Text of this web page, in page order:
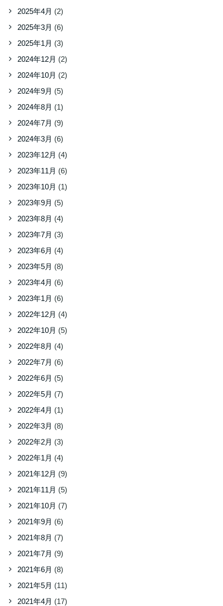
2025年4月 (2)
2025年3月 (6)
2025年1月 (3)
2024年12月 (2)
2024年10月 (2)
2024年9月 (5)
2024年8月 (1)
2024年7月 (9)
2024年3月 (6)
2023年12月 (4)
2023年11月 (6)
2023年10月 (1)
2023年9月 (5)
2023年8月 (4)
2023年7月 (3)
2023年6月 (4)
2023年5月 (8)
2023年4月 (6)
2023年1月 (6)
2022年12月 (4)
2022年10月 (5)
2022年8月 (4)
2022年7月 (6)
2022年6月 (5)
2022年5月 (7)
2022年4月 (1)
2022年3月 (8)
2022年2月 (3)
2022年1月 (4)
2021年12月 (9)
2021年11月 (5)
2021年10月 (7)
2021年9月 (6)
2021年8月 (7)
2021年7月 (9)
2021年6月 (8)
2021年5月 (11)
2021年4月 (17)